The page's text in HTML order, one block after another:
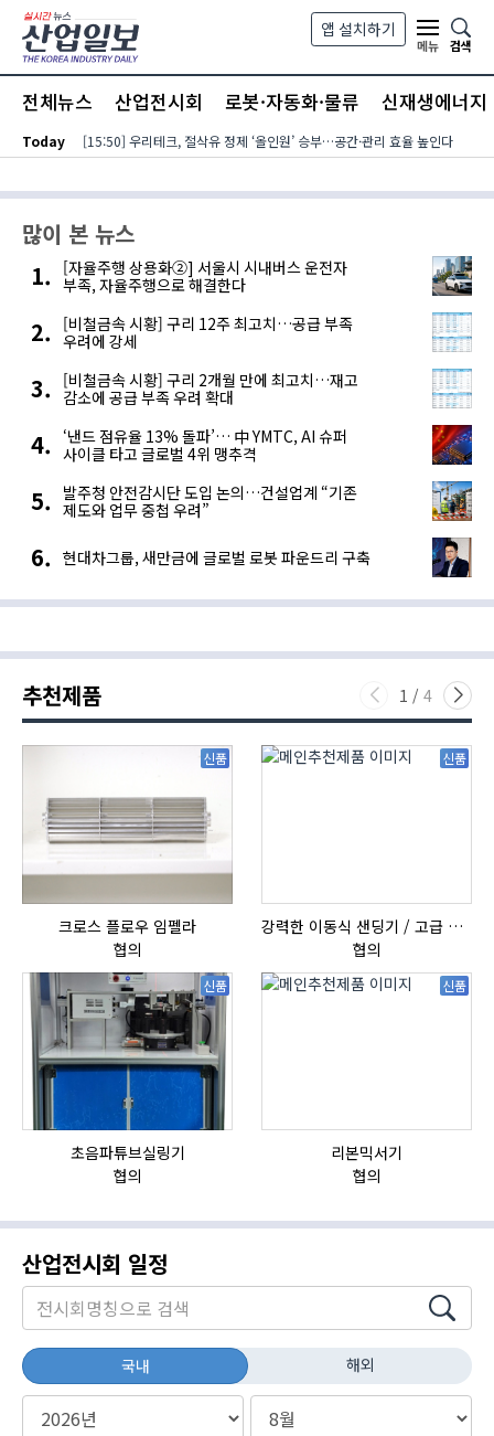
본문 바로가기
앱 설치하기
메뉴
검색
전체뉴스 산업전시회 로봇·자동화·물류 신재생에너지
Today [15:50] 우리테크, 절삭유 정제 ‘올인원’ 승부…공간·관리 효율 높인다
많이 본 뉴스
[자율주행 상용화②] 서울시 시내버스 운전자
부족, 자율주행으로 해결한다
[비철금속 시황] 구리 12주 최고치…공급 부족
우려에 강세
[비철금속 시황] 구리 2개월 만에 최고치…재고
감소에 공급 부족 우려 확대
‘낸드 점유율 13% 돌파’… 中 YMTC, AI 슈퍼
사이클 타고 글로벌 4위 맹추격
발주청 안전감시단 도입 논의…건설업계 “기존
제도와 업무 중첩 우려”
현대차그룹, 새만금에 글로벌 로봇 파운드리 구축
추천제품 1 / 4
신품
크로스 플로우 임펠라
협의
신품
강력한 이동식 샌딩기 / 고급 이태리 IBIX샌드블라스터
협의
신품
초음파튜브실링기
협의
신품
리본믹서기
협의
산업전시회 일정
국내 해외